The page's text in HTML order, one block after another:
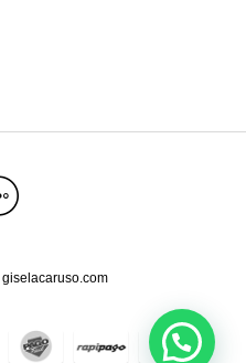
giselacaruso.com